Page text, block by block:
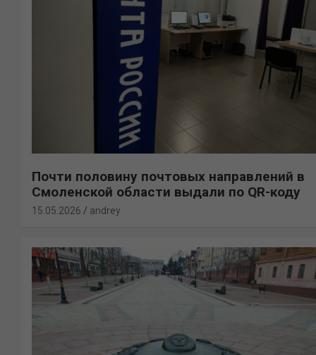
Почти половину почтовых направлений в
Смоленской области выдали по QR-коду
15.05.2026 andrey